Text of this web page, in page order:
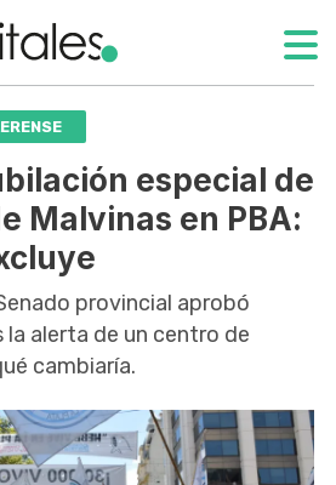
especial de
Malvinas en PBA:
Senado provincial aprobó
alerta de un centro de
cambiaría.